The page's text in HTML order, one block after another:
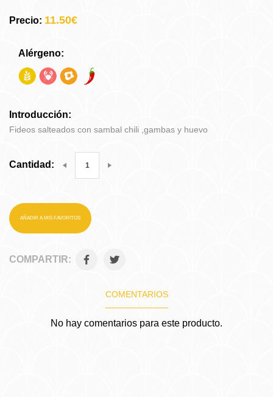
Precio: 11.50€
Alérgeno:
Introducción:
Fideos salteados con sambal chili ,gambas y huevo
Cantidad:
AÑADIR A MIS FAVORITOS
COMPARTIR:
COMENTARIOS
No hay comentarios para este producto.